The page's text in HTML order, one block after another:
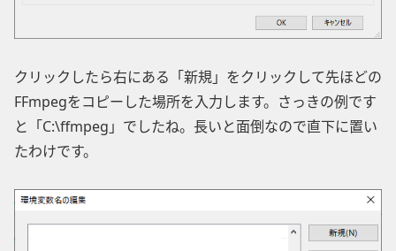
クリックしたら右にある「新規」をクリックして先ほどの
FFmpegをコピーした場所を入力します。さっきの例です
と「C:\ffmpeg」でしたね。長いと面倒なので直下に置い
たわけです。